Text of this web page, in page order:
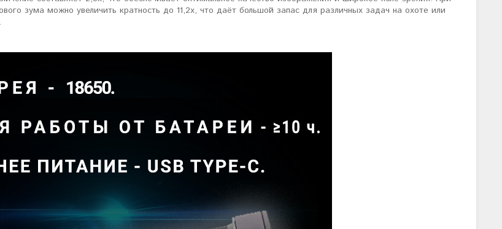
зума можно увеличить кратность до 11,2х, что даёт большой запас для различных задач на охоте или